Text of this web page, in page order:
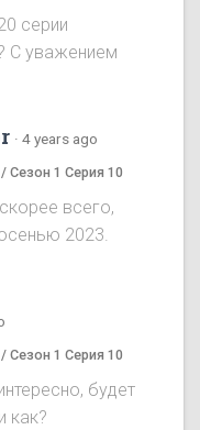
серии
С уважением
· 4 years ago
Сезон 1 Серия 10
всего,
2023.
Сезон 1 Серия 10
будет
как?